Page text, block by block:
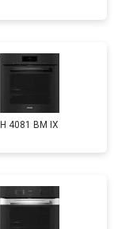
H 4081 ВМ IX